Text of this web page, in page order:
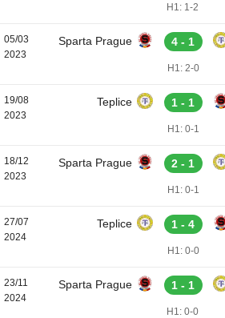
H1: 1-2
05/03
2023
Sparta Prague 4 - 1
H1: 2-0
19/08
2023
Teplice 1 - 1
H1: 0-1
18/12
2023
Sparta Prague 2 - 1
H1: 0-1
27/07
2024
Teplice 1 - 4
H1: 0-0
23/11
2024
Sparta Prague 1 - 1
H1: 0-0